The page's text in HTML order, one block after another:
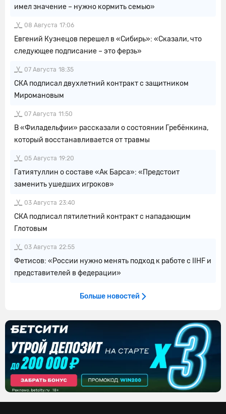
имел значение – нужно кормить семью»
08 Августа 17:06
Евгений Кузнецов перешел в «Сибирь»: «Сказали, что
следующее подписание – это ферзь»
07 Августа 18:35
СКА подписал двухлетний контракт с защитником
Миромановым
07 Августа 11:50
В «Филадельфии» рассказали о состоянии Гребёнкина,
который восстанавливается от травмы
05 Августа 19:20
Гатиятуллин о составе «Ак Барса»: «Предстоит
заменить ушедших игроков»
03 Августа 23:40
СКА подписал пятилетний контракт с нападающим
Глотовым
03 Августа 22:55
Фетисов: «России нужно менять подход к работе с IIHF и
представителей в федерации»
Больше новостей